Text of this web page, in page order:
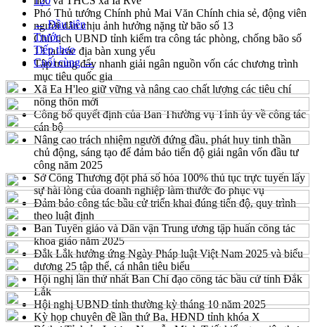
Phó Thủ tướng Chính phủ Mai Văn Chính chia sẻ, động viên
người dân chịu ảnh hưởng nặng từ bão số 13
Chủ tịch UBND tỉnh kiểm tra công tác phòng, chống bão số
13 tại các địa bàn xung yếu
Tập trung đẩy nhanh giải ngân nguồn vốn các chương trình
mục tiêu quốc gia
Xã Ea H'leo giữ vững và nâng cao chất lượng các tiêu chí
nông thôn mới
Công bố quyết định của Ban Thường vụ Tỉnh ủy về công tác
cán bộ
Nâng cao trách nhiệm người đứng đầu, phát huy tinh thần
chủ động, sáng tạo để đảm bảo tiến độ giải ngân vốn đầu tư
công năm 2025
Sở Công Thương đột phá số hóa 100% thủ tục trực tuyến lấy
sự hài lòng của doanh nghiệp làm thước đo phục vụ
Đảm bảo công tác bầu cử triển khai đúng tiến độ, quy trình
theo luật định
Ban Tuyên giáo và Dân vận Trung ương tập huấn công tác
khoa giáo năm 2025
Đắk Lắk hưởng ứng Ngày Pháp luật Việt Nam 2025 và biểu
dương 25 tập thể, cá nhân tiêu biểu
Hội nghị lần thứ nhất Ban Chỉ đạo công tác bầu cử tỉnh Đắk
Lắk
Hội nghị UBND tỉnh thường kỳ tháng 10 năm 2025
Kỳ họp chuyên đề lần thứ Ba, HĐND tỉnh khóa X
← Đầu tiên
Trước
Tiếp theo
Cuối cùng →